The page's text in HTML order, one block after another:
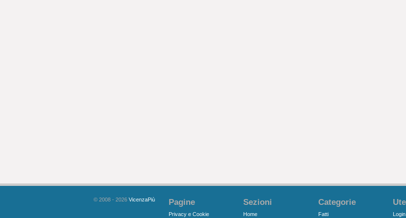
© 2008 - 2026 VicenzaPiù Pagine
Privacy e Cookie
Sezioni
Home
Categorie
Fatti Login